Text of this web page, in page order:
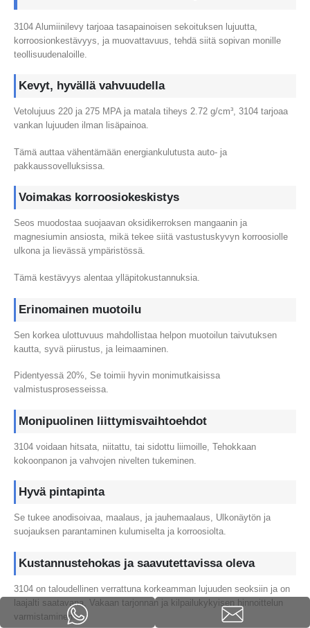
3104 Alumiinilevy tarjoaa tasapainoisen sekoituksen lujuutta,
korroosionkestävyys, ja muovattavuus, tehdä siitä sopivan monille
teollisuudenaloille.
Kevyt, hyvällä vahvuudella
Vetolujuus 220 ja 275 MPA ja matala tiheys 2.72 g/cm³, 3104 tarjoaa
vankan lujuuden ilman lisäpainoa.
Tämä auttaa vähentämään energiankulutusta auto- ja
pakkaussovelluksissa.
Voimakas korroosiokeskistys
Seos muodostaa suojaavan oksidikerroksen mangaanin ja
magnesiumin ansiosta, mikä tekee siitä vastustuskyvyn korroosiolle
ulkona ja lievässä ympäristössä.
Tämä kestävyys alentaa ylläpitokustannuksia.
Erinomainen muotoilu
Sen korkea ulottuvuus mahdollistaa helpon muotoilun taivutuksen
kautta, syvä piirustus, ja leimaaminen.
Pidentyessä 20%, Se toimii hyvin monimutkaisissa
valmistusprosesseissa.
Monipuolinen liittymisvaihtoehdot
3104 voidaan hitsata, niitattu, tai sidottu liimoille, Tehokkaan
kokoonpanon ja vahvojen nivelten tukeminen.
Hyvä pintapinta
Se tukee anodisoivaa, maalaus, ja jauhemaalaus, Ulkonäytön ja
suojauksen parantaminen kulumiselta ja korroosiolta.
Kustannustehokas ja saavutettavissa oleva
3104 on taloudellinen verrattuna korkeamman lujuuden seoksiin ja on
laajalti saatavana, Vakaan tarjonnan ja kilpailukykyisen hinnoittelun
varmistaminen.